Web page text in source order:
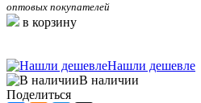
оптовых покупателей
в корзину
Нашли дешевле
В наличии
Поделиться